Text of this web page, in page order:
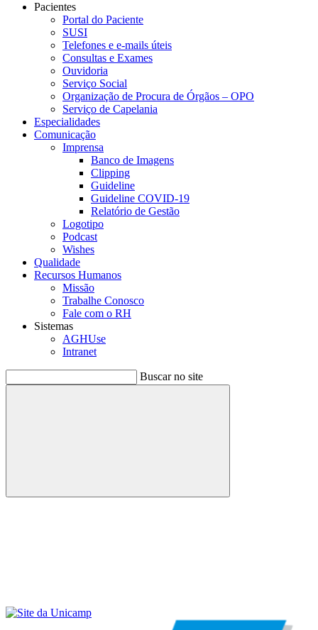
Pacientes
Portal do Paciente
SUSI
Telefones e e-mails úteis
Consultas e Exames
Ouvidoria
Serviço Social
Organização de Procura de Órgãos – OPO
Serviço de Capelania
Especialidades
Comunicação
Imprensa
Banco de Imagens
Clipping
Guideline
Guideline COVID-19
Relatório de Gestão
Logotipo
Podcast
Wishes
Qualidade
Recursos Humanos
Missão
Trabalhe Conosco
Fale com o RH
Sistemas
AGHUse
Intranet
Buscar no site
Buscar